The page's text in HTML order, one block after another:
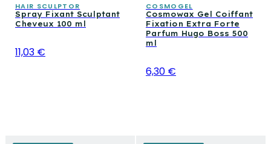
HAIR SCULPTOR
Spray Fixant Sculptant
Cheveux 100 ml
11,03 €
COSMOGEL
Cosmowax Gel Coiffant
Fixation Extra Forte
Parfum Hugo Boss 500
ml
6,30 €